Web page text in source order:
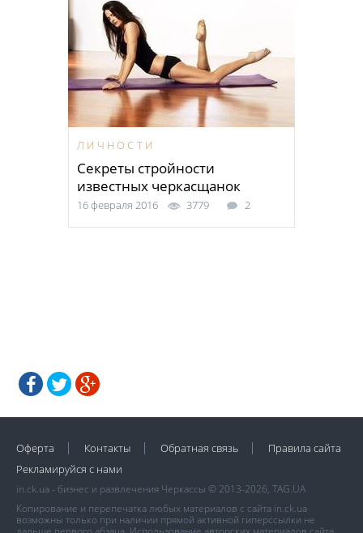
ЛИЧНОСТИ
Секреты стройности
известных черкасщанок
16 февраля 2016 3779 2
Оферта Контакты Обратная связь
Правила сайта
Рекламируйся с нами
in.ck.ua - бизнес и развлечения Черкассы © 2013-2026, TAG.UA
Копирование и перепечатка любых материалов с сайта in.ck.ua
возможны только при наличии прямой активной гиперссылки не